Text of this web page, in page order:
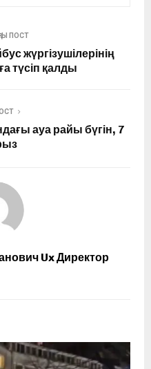
ПОСТ
жүргізушілерінің
түсіп қалды
ауа райы бүгін, 7
Ux Директор